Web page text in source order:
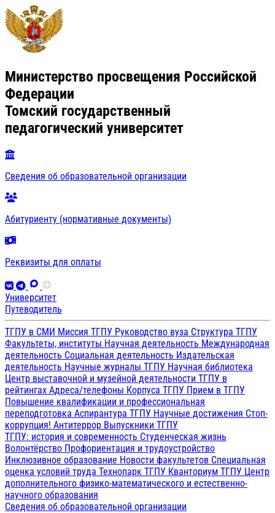
Министерство просвещения Российской
Федерации
Томский государственный
педагогический университет
Сведения об образовательной организации
Абитуриенту (нормативные документы)
Реквизиты для оплаты
Университет
Путеводитель
ТГПУ в СМИ Миссия ТГПУ Руководство вуза Структура ТГПУ
Факультеты, институты Научная деятельность Международная
деятельность Социальная деятельность Издательская
деятельность Научные журналы ТГПУ Научная библиотека
Центр выставочной и музейной деятельности ТГПУ в
рейтингах Адреса/телефоны Корпуса ТГПУ Прием в ТГПУ
Повышение квалификации и профессиональная
переподготовка Аспирантура ТГПУ Научные достижения Стоп-
коррупция! Антитеррор Выпускники ТГПУ
ТГПУ: история и современность Студенческая жизнь
Волонтёрство Профориентация и трудоустройство
Инклюзивное образование Новости факультетов Специальная
оценка условий труда Технопарк ТГПУ Кванториум ТГПУ Центр
дополнительного физико-математического и естественно-
научного образования
Сведения об образовательной организации